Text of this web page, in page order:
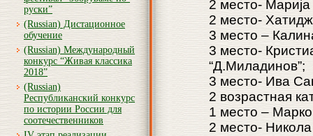
руски”
(Russian) Дистационное
обучение
(Russian) Международный
конкурс “Живая классика
2018”
(Russian)
Республиканский конкурс
по истории России для
соотечественников
2 место-
2 место-
3 место –
3 место-
“Д.Миладинов”;
3 место- Ива
2 возрастная
1 место –
2 место-